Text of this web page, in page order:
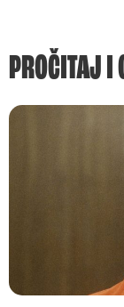
PROČITAJ I